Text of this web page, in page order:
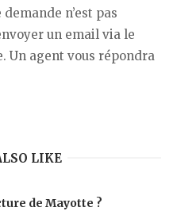
n’est pas
un email via le
Un agent vous répondra
LIKE
de Mayotte ?